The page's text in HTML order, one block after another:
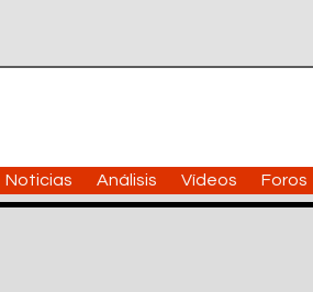
Noticias Análisis Vídeos Foros